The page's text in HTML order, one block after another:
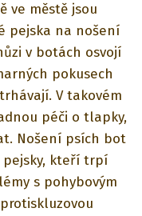
ve městě jsou
pejska na nošení
v botách osvojí
pokusech
V takovém
péči o tlapky,
Nošení psích bot
kteří trpí
s pohybovým